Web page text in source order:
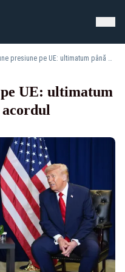
Trump pune presiune pe UE: ultimatum până pe 4 iulie pentru acordul comercial cu SUA
UE: ultimatum